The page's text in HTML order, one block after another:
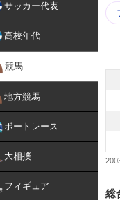
サッカー代表
高校年代
競馬
地方競馬
ボートレース
大相撲
フィギュア
総